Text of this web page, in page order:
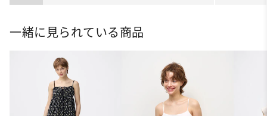
ット
一緒に見られている商品